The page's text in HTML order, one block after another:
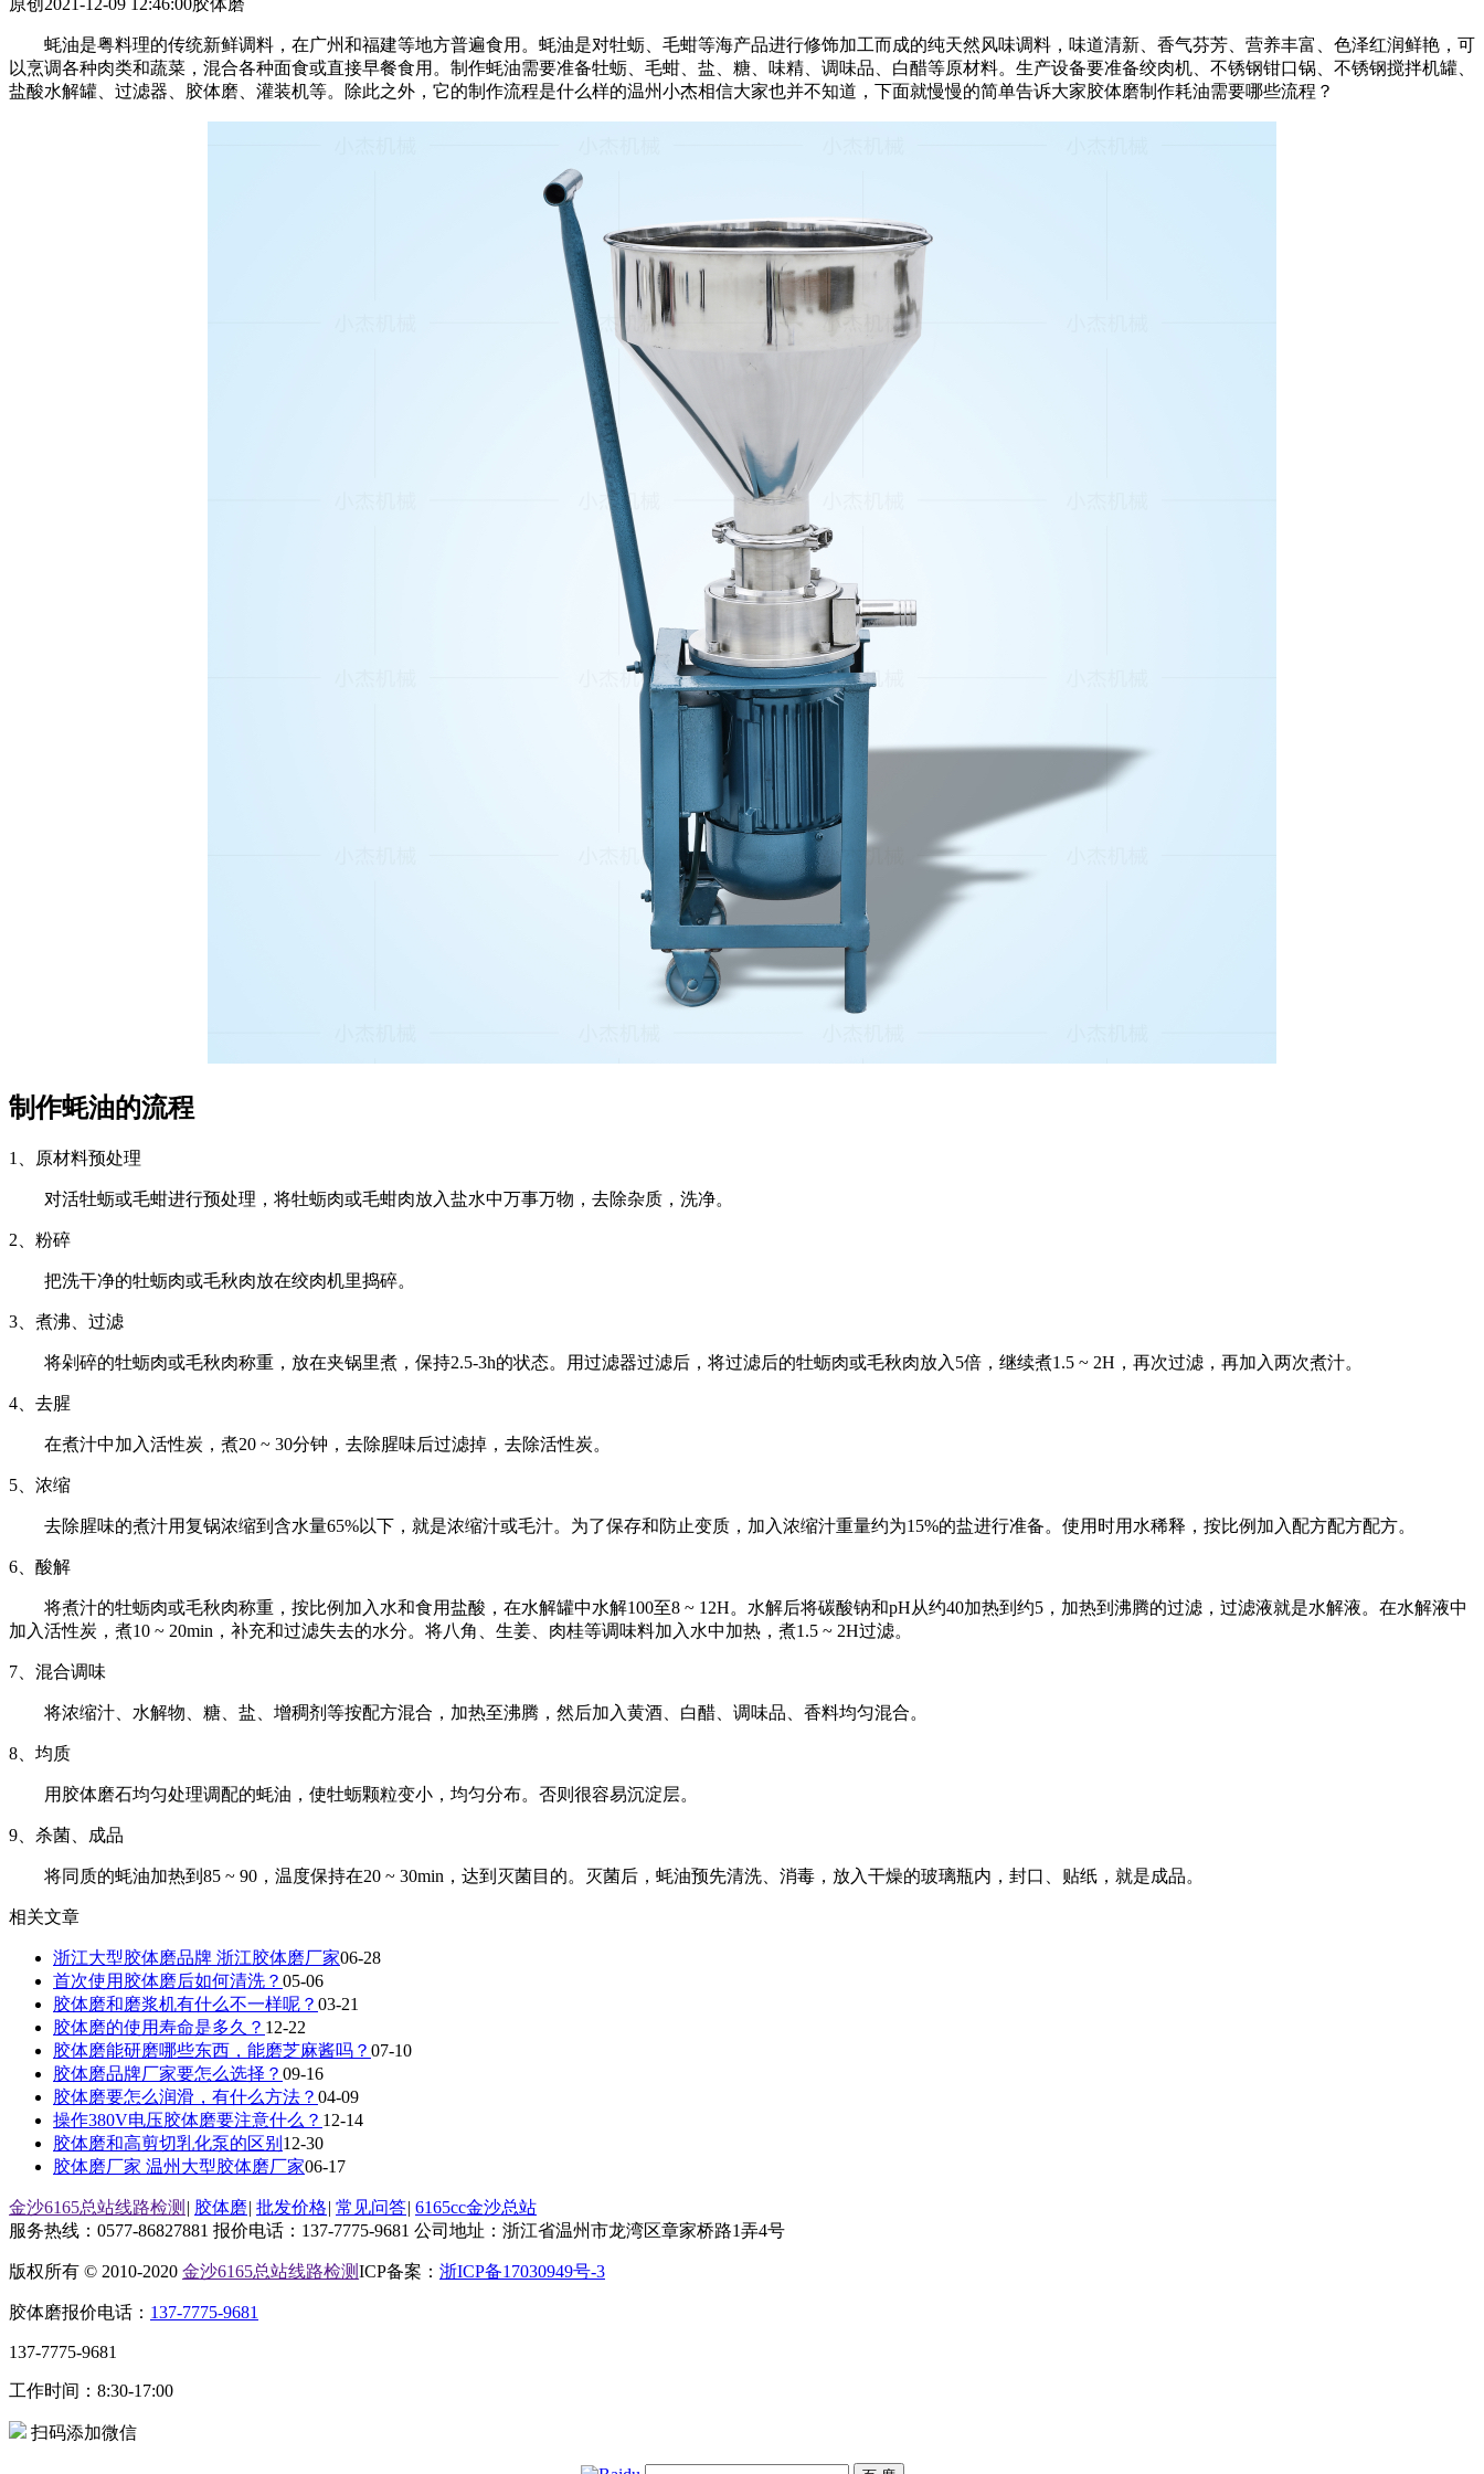
蚝油是粤料理的传统新鲜调料，在广州和福建等地方普遍食用。蚝油是对牡蛎、毛蚶等海产品进行修饰加工而成的纯天然风味调料，味道清新、香气芬芳、营养丰富、色泽红润鲜艳，可
以烹调各种肉类和蔬菜，混合各种面食或直接早餐食用。制作蚝油需要准备牡蛎、毛蚶、盐、糖、味精、调味品、白醋等原材料。生产设备要准备绞肉机、不锈钢钳口锅、不锈钢搅拌机罐、
盐酸水解罐、过滤器、胶体磨、灌装机等。除此之外，它的制作流程是什么样的温州小杰相信大家也并不知道，下面就慢慢的简单告诉大家胶体磨制作耗油需要哪些流程？
制作蚝油的流程
1、原材料预处理
对活牡蛎或毛蚶进行预处理，将牡蛎肉或毛蚶肉放入盐水中万事万物，去除杂质，洗净。
2、粉碎
把洗干净的牡蛎肉或毛秋肉放在绞肉机里捣碎。
3、煮沸、过滤
将剁碎的牡蛎肉或毛秋肉称重，放在夹锅里煮，保持2.5-3h的状态。用过滤器过滤后，将过滤后的牡蛎肉或毛秋肉放入5倍，继续煮1.5 ~ 2H，再次过滤，再加入两次煮汁。
4、去腥
在煮汁中加入活性炭，煮20 ~ 30分钟，去除腥味后过滤掉，去除活性炭。
5、浓缩
去除腥味的煮汁用复锅浓缩到含水量65%以下，就是浓缩汁或毛汁。为了保存和防止变质，加入浓缩汁重量约为15%的盐进行准备。使用时用水稀释，按比例加入配方配方配方。
6、酸解
将煮汁的牡蛎肉或毛秋肉称重，按比例加入水和食用盐酸，在水解罐中水解100至8 ~ 12H。水解后将碳酸钠和pH从约40加热到约5，加热到沸腾的过滤，过滤液就是水解液。在水解液中
加入活性炭，煮10 ~ 20min，补充和过滤失去的水分。将八角、生姜、肉桂等调味料加入水中加热，煮1.5 ~ 2H过滤。
7、混合调味
将浓缩汁、水解物、糖、盐、增稠剂等按配方混合，加热至沸腾，然后加入黄酒、白醋、调味品、香料均匀混合。
8、均质
用胶体磨石均匀处理调配的蚝油，使牡蛎颗粒变小，均匀分布。否则很容易沉淀层。
9、杀菌、成品
将同质的蚝油加热到85 ~ 90，温度保持在20 ~ 30min，达到灭菌目的。灭菌后，蚝油预先清洗、消毒，放入干燥的玻璃瓶内，封口、贴纸，就是成品。
相关文章
浙江大型胶体磨品牌 浙江胶体磨厂家06-28
首次使用胶体磨后如何清洗？ 05-06
胶体磨和磨浆机有什么不一样呢？ 03-21
胶体磨的使用寿命是多久？ 12-22
胶体磨能研磨哪些东西，能磨芝麻酱吗？ 07-10
胶体磨品牌厂家要怎么选择？ 09-16
胶体磨要怎么润滑，有什么方法？ 04-09
操作380V电压胶体磨要注意什么？ 12-14
胶体磨和高剪切乳化泵的区别 12-30
胶体磨厂家 温州大型胶体磨厂家06-17
金沙6165总站线路检测 | 胶体磨| 批发价格| 常见问答| 6165cc金沙总站
服务热线：0577-86827881 报价电话：137-7775-9681 公司地址：浙江省温州市龙湾区章家桥路1弄4号
版权所有 © 2010-2020 金沙6165总站线路检测ICP备案： 浙ICP备17030949号-3
胶体磨报价电话： 137-7775-9681
137-7775-9681
工作时间：8:30-17:00
扫码添加微信